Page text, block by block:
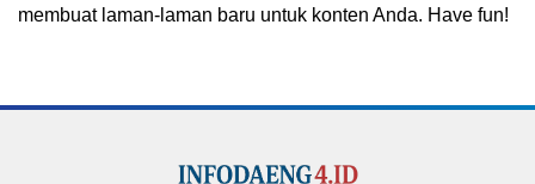
membuat laman-laman baru untuk konten Anda. Have fun!